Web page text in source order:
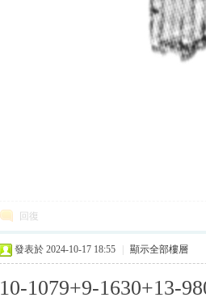
回復
發表於 2024-10-17 18:55 顯示全部樓層
10-1079+9-1630+13-